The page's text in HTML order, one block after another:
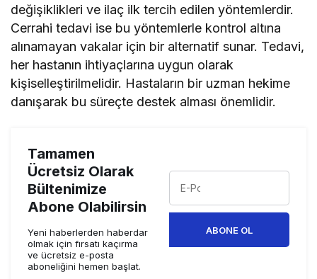
değişiklikleri ve ilaç ilk tercih edilen yöntemlerdir.
Cerrahi tedavi ise bu yöntemlerle kontrol altına
alınamayan vakalar için bir alternatif sunar. Tedavi,
her hastanın ihtiyaçlarına uygun olarak
kişiselleştirilmelidir. Hastaların bir uzman hekime
danışarak bu süreçte destek alması önemlidir.
Tamamen
Ücretsiz Olarak
Bültenimize
Abone Olabilirsin
Yeni haberlerden haberdar
olmak için fırsatı kaçırma
ve ücretsiz e-posta
aboneliğini hemen başlat.
ABONE OL